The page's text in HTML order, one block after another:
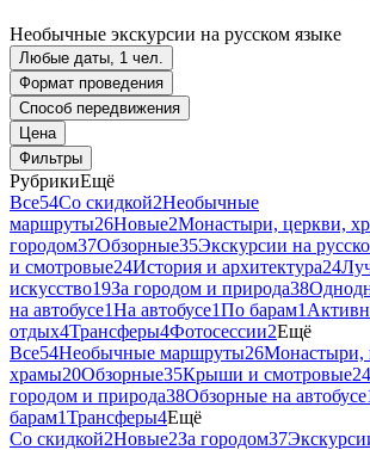
Необычные экскурсии на русском языке
Любые даты, 1 чел.
Формат проведения
Способ передвижения
Цена
Фильтры
РубрикиЕщё
Все54Со скидкой2Необычные
маршруты26Новые2Монастыри, церкви,
городом37Обзорные35Экскурсии на
и смотровые24История и архитектура24
искусство19За городом и природа38
на автобусе1На автобусе1По барам1
отдых4Трансферы4Фотосессии2Ещё
Все54Необычные маршруты26Монастыри,
храмы20Обзорные35Крыши и смотровые24
городом и природа38Обзорные на автобусе
барам1Трансферы4Ещё
Со скидкой2Новые2За городом37